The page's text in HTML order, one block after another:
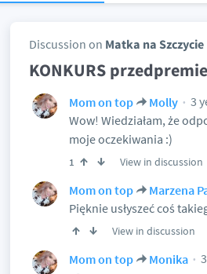
Discussion on Matka na Szczycie
KONKURS
Mom on top Molly
3
Wow! Wiedziałam, że
moje oczekiwania :)
1 View in discussion
Mom on top Marzena
Pięknie usłyszeć coś
View in discussion
Mom on top Monika